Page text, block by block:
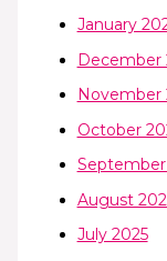
January
December
November
October
September
August
July 2025